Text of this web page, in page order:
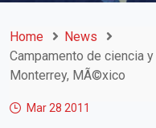
Home
News
Campamento de ciencia
Monterrey, MÃ©xico
Mar 28 2011